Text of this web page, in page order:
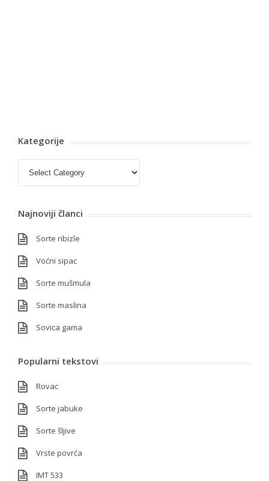
Kategorije
Najnoviji članci
Sorte ribizle
Voćni sipac
Sorte mušmula
Sorte maslina
Sovica gama
Popularni tekstovi
Rovac
Sorte jabuke
Sorte šljive
Vrste povrća
IMT 533